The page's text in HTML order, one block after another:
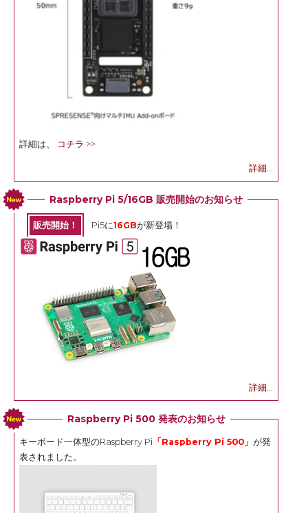
詳細は、 コチラ >>
詳細...
Raspberry Pi 5/16GB 販売開始のお知らせ
販売開始！ Pi5に16GBが新登場！
詳細...
Raspberry Pi 500 発表のお知らせ
キーボード一体型のRaspberry Pi 「Raspberry Pi 500」 が発
表されました。